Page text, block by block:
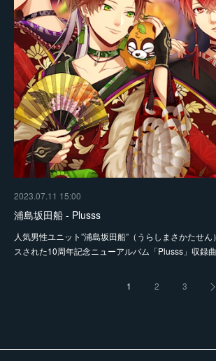
2023.07.11 15:00
浦島坂田船 - Plusss
人気男性ユニット”浦島坂田船”（うらしまさかたせ
スされた10周年記念ニューアルバム「Plusss」収録
1 2 3